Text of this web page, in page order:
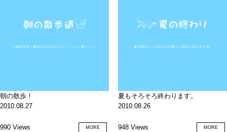
朝の散歩！
2010.08.27
990 Views MORE
夏もそろそろ終わります。
2010.08.26
948 Views MORE